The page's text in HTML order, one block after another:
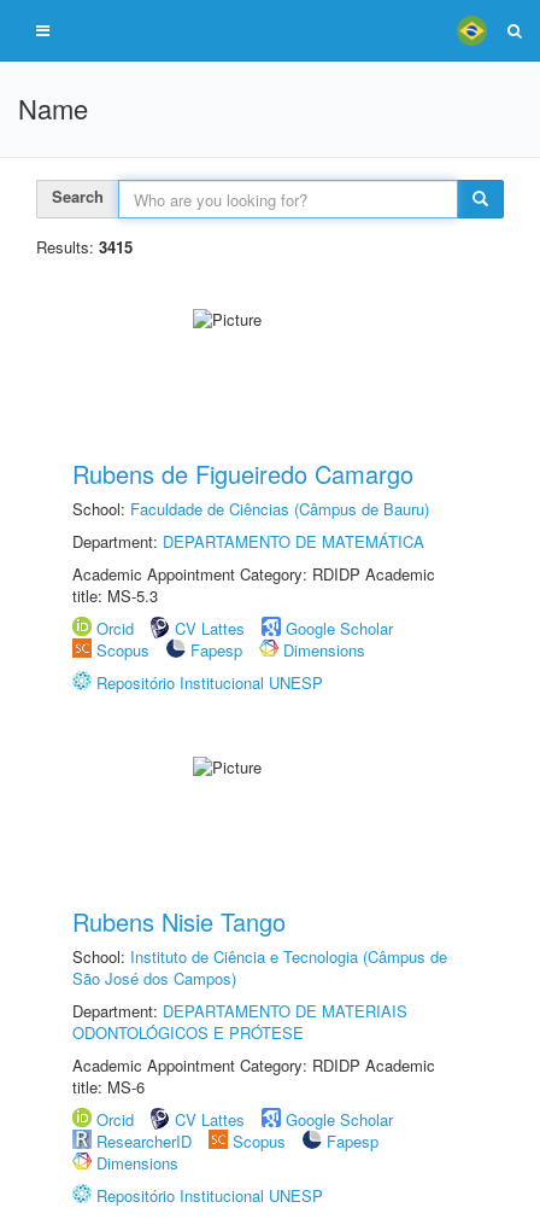
Name
Search
Results: 3415
Rubens de Figueiredo Camargo
School: Faculdade de Ciências (Câmpus de Bauru)
Department: DEPARTAMENTO DE MATEMÁTICA
Academic Appointment Category: RDIDP Academic
title: MS-5.3
Orcid
CV Lattes
Google Scholar
Scopus
Fapesp
Dimensions
Repositório Institucional UNESP
Rubens Nisie Tango
School: Instituto de Ciência e Tecnologia (Câmpus de
São José dos Campos)
Department: DEPARTAMENTO DE MATERIAIS
ODONTOLÓGICOS E PRÓTESE
Academic Appointment Category: RDIDP Academic
title: MS-6
Orcid
CV Lattes
Google Scholar
ResearcherID
Scopus
Fapesp
Dimensions
Repositório Institucional UNESP